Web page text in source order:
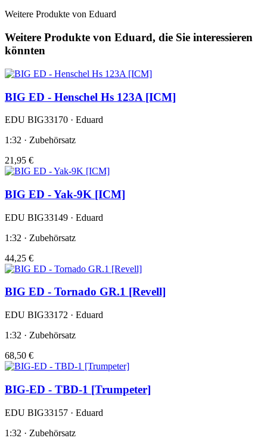
Weitere Produkte von Eduard
Weitere Produkte von Eduard, die Sie interessieren
könnten
BIG ED - Henschel Hs 123A [ICM]
EDU BIG33170 · Eduard
1:32 · Zubehörsatz
21,95 €
BIG ED - Yak-9K [ICM]
EDU BIG33149 · Eduard
1:32 · Zubehörsatz
44,25 €
BIG ED - Tornado GR.1 [Revell]
EDU BIG33172 · Eduard
1:32 · Zubehörsatz
68,50 €
BIG-ED - TBD-1 [Trumpeter]
EDU BIG33157 · Eduard
1:32 · Zubehörsatz